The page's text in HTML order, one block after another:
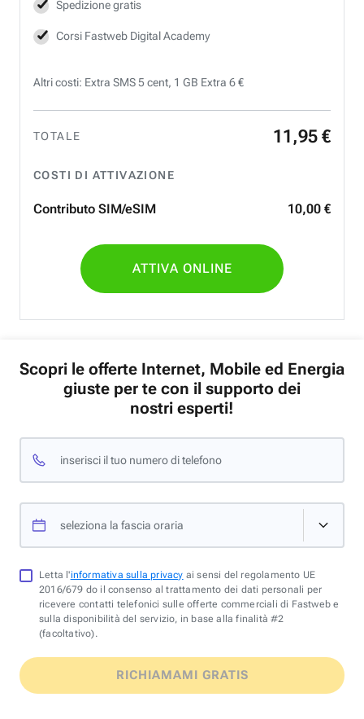
Spedizione gratis
Corsi Fastweb Digital Academy
Altri costi: Extra SMS 5 cent, 1 GB Extra 6 €
TOTALE 11 ,95 €
COSTI DI ATTIVAZIONE
Contributo SIM/eSIM 10,00 €
ATTIVA ONLINE
Scopri le offerte Internet, Mobile ed Energia
giuste per te con il supporto dei
nostri esperti!
inserisci il tuo numero di telefono
seleziona la fascia oraria
Letta l'informativa sulla privacy ai sensi del regolamento UE
2016/679 do il consenso al trattamento dei dati personali per
ricevere contatti telefonici sulle offerte commerciali di Fastweb e
sulla disponibilità del servizio, in base alla finalità #2
(facoltativo).
RICHIAMAMI GRATIS